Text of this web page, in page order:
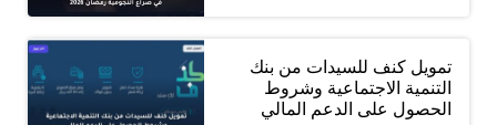
تمويل كنف للسيدات من بنك
التنمية الاجتماعية وشروط
الحصول على الدعم المالي